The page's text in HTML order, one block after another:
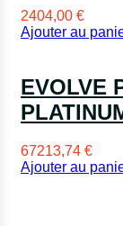
2404,00 €
Ajouter au
EVOLVE
67213,74 €
Ajouter au